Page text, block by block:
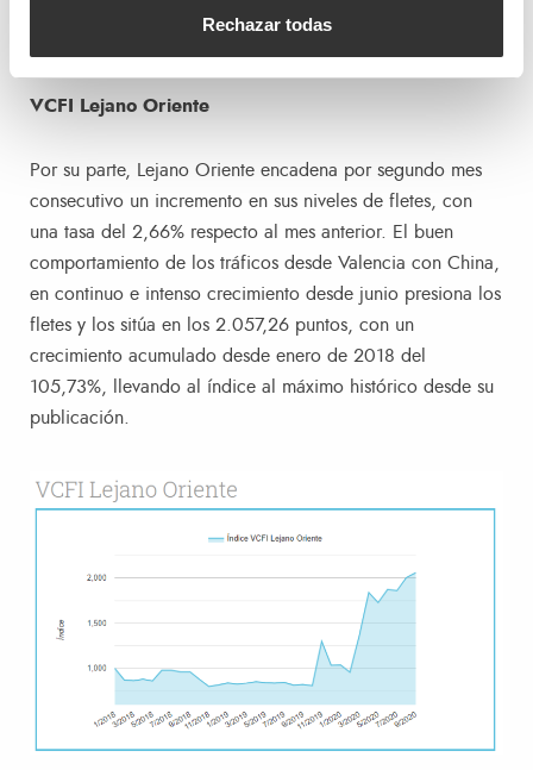
Rechazar todas
VCFI Lejano Oriente
Por su parte, Lejano Oriente encadena por segundo mes
consecutivo un incremento en sus niveles de fletes, con
una tasa del 2,66% respecto al mes anterior. El buen
comportamiento de los tráficos desde Valencia con China,
en continuo e intenso crecimiento desde junio presiona los
fletes y los sitúa en los 2.057,26 puntos, con un
crecimiento acumulado desde enero de 2018 del
105,73%, llevando al índice al máximo histórico desde su
publicación.